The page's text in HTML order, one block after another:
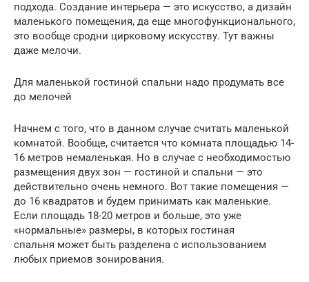
подхода. Создание интерьера — это искусство, а дизайн
маленького помещения, да еще многофункционального,
это вообще сродни цирковому искусству. Тут важны
даже мелочи.
Для маленькой гостиной спальни надо продумать все
до мелочей
Начнем с того, что в данном случае считать маленькой
комнатой. Вообще, считается что комната площадью 14-
16 метров немаленькая. Но в случае с необходимостью
размещения двух зон — гостиной и спальни — это
действительно очень немного. Вот такие помещения —
до 16 квадратов и будем принимать как маленькие.
Если площадь 18-20 метров и больше, это уже
«нормальные» размеры, в которых гостиная
спальня может быть разделена с использованием
любых приемов зонирования.